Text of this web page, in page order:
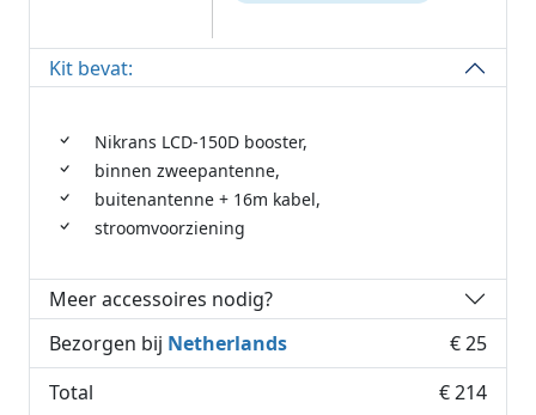
Kit bevat:
Nikrans LCD-150D booster,
binnen zweepantenne,
buitenantenne + 16m kabel,
stroomvoorziening
Meer accessoires nodig?
Bezorgen bij Netherlands
€ 25
Total
€ 214